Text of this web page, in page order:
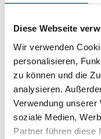
Diese Webseite
Wir verwenden
personalisieren,
zu können und die
analysieren.
Verwendung
soziale Medien,
Partner führen diese
Archiv 2020
Archiv 2019
Archiv 2018
Archiv 2017
Archiv 2016
Archiv 2015